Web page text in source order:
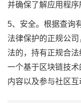
并确保了解应用程序
5、安全。根据查询
法律保护的正规公
法的，持有正规合
一个基于区块链技
内容以及参与社区互